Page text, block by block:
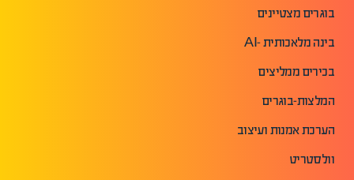
בוגרים מצטיינים
בינה מלאכותית -AI
בכירים ממליצים
המלצות-בוגרים
הערכת אמנות ועיצוב
וולסטריט